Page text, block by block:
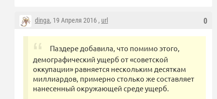
0
dinga, 19 Апреля 2016 , url
Паздере добавила, что помимо этого,
демографический ущерб от «советской
оккупации» равняется нескольким десяткам
миллиардов, примерно столько же составляет
нанесенный окружающей среде ущерб.